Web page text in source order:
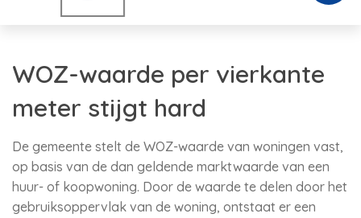
WOZ-waarde per vierkante
meter stijgt hard
De gemeente stelt de WOZ-waarde van woningen vast,
op basis van de dan geldende marktwaarde van een
huur- of koopwoning. Door de waarde te delen door het
gebruiksoppervlak van de woning, ontstaat er een